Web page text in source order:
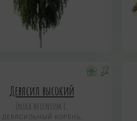
Девясил высокий
Inula helenium L.
ДЕВЯСИЛЬНЫЙ КОРЕНЬ,